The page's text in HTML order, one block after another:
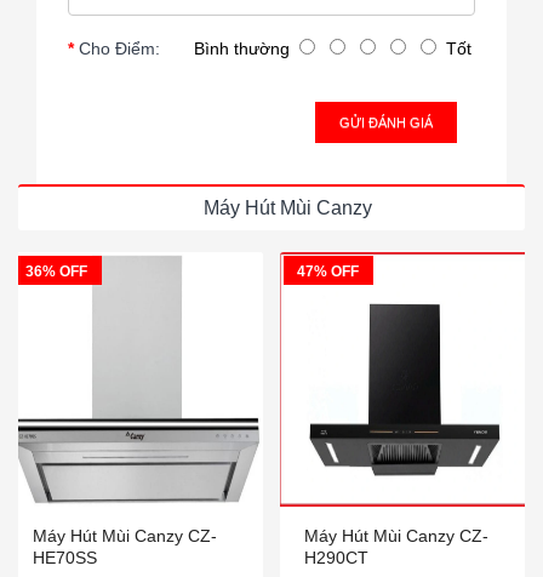
Cho Điểm: Bình thường Tốt
GỬI ĐÁNH GIÁ
Máy Hút Mùi Canzy
36% OFF
Máy Hút Mùi Canzy CZ-
HE70SS
47% OFF
Máy Hút Mùi Canzy CZ-
H290CT